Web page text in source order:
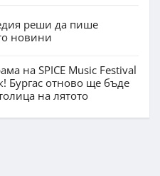
реши да пише
новини
на SPICE Music Festival
Бургас отново ще бъде
на лятото